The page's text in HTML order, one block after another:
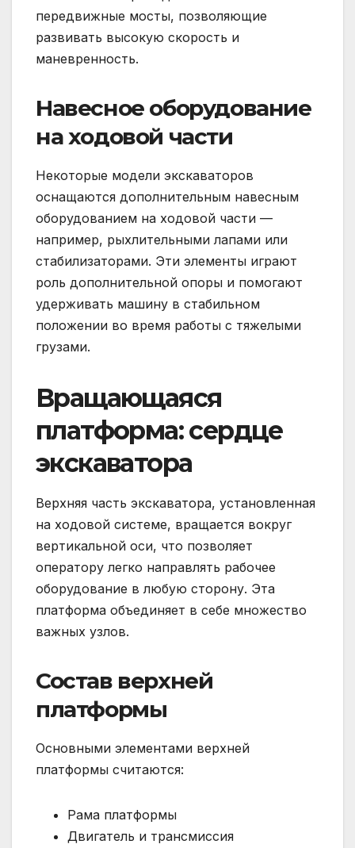
передвижные мосты, позволяющие
развивать высокую скорость и
маневренность.
Навесное оборудование
на ходовой части
Некоторые модели экскаваторов
оснащаются дополнительным навесным
оборудованием на ходовой части —
например, рыхлительными лапами или
стабилизаторами. Эти элементы играют
роль дополнительной опоры и помогают
удерживать машину в стабильном
положении во время работы с тяжелыми
грузами.
Вращающаяся
платформа: сердце
экскаватора
Верхняя часть экскаватора, установленная
на ходовой системе, вращается вокруг
вертикальной оси, что позволяет
оператору легко направлять рабочее
оборудование в любую сторону. Эта
платформа объединяет в себе множество
важных узлов.
Состав верхней
платформы
Основными элементами верхней
платформы считаются:
Рама платформы
Двигатель и трансмиссия